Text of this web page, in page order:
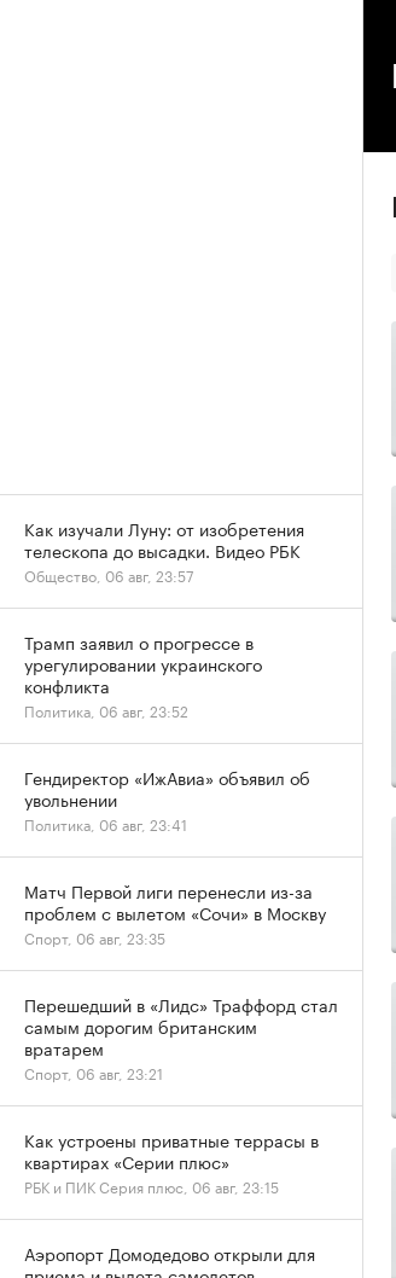
Как изучали Луну: от изобретения
телескопа до высадки. Видео РБК
Общество, 06 авг, 23:57
Трамп заявил о прогрессе в
урегулировании украинского
конфликта
Политика, 06 авг, 23:52
Гендиректор «ИжАвиа» объявил об
увольнении
Политика, 06 авг, 23:41
Матч Первой лиги перенесли из-за
проблем с вылетом «Сочи» в Москву
Спорт, 06 авг, 23:35
Перешедший в «Лидс» Траффорд стал
самым дорогим британским
вратарем
Спорт, 06 авг, 23:21
Как устроены приватные террасы в
квартирах «Серии плюс»
РБК и ПИК Серия плюс, 06 авг, 23:15
Аэропорт Домодедово открыли для